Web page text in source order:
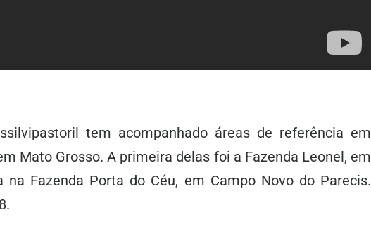
tem acompanhado áreas de referência em
Mato Grosso. A primeira delas foi a Fazenda Leonel, em
Fazenda Porta do Céu, em Campo Novo do Parecis.